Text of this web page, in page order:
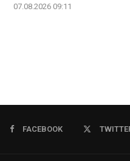
07.08.2026 09:11
FACEBOOK